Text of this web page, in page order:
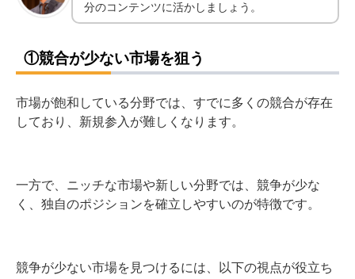
分のコンテンツに活かしましょう。
①競合が少ない市場を狙う
市場が飽和している分野では、すでに多くの競合が存在
しており、新規参入が難しくなります。
一方で、ニッチな市場や新しい分野では、競争が少な
く、独自のポジションを確立しやすいのが特徴です。
競争が少ない市場を見つけるには、以下の視点が役立ち